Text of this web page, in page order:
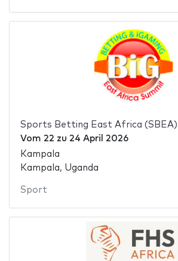
Sports Betting East Africa (SBEA)
Vom 22 zu 24 April 2026
Kampala
Kampala, Uganda
Sport